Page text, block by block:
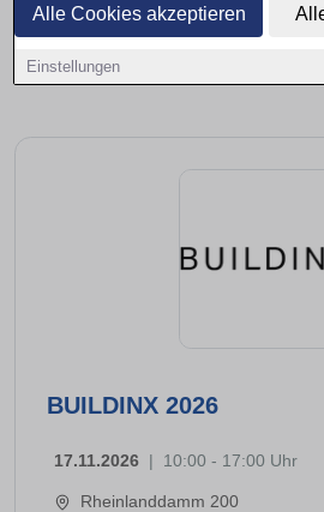
Alle Cookies akzeptieren
Einstellungen
Kontakt
BUILDINX 2026
17.11.2026 | 10:00 - 17:00 Uhr
Rheinlanddamm 200